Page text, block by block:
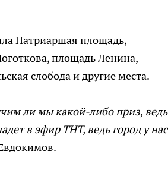
Патриаршая площадь,
площадь Ленина,
слобода и другие места.
ли мы какой-либо приз, ведь
в эфир ТНТ, ведь город у нас